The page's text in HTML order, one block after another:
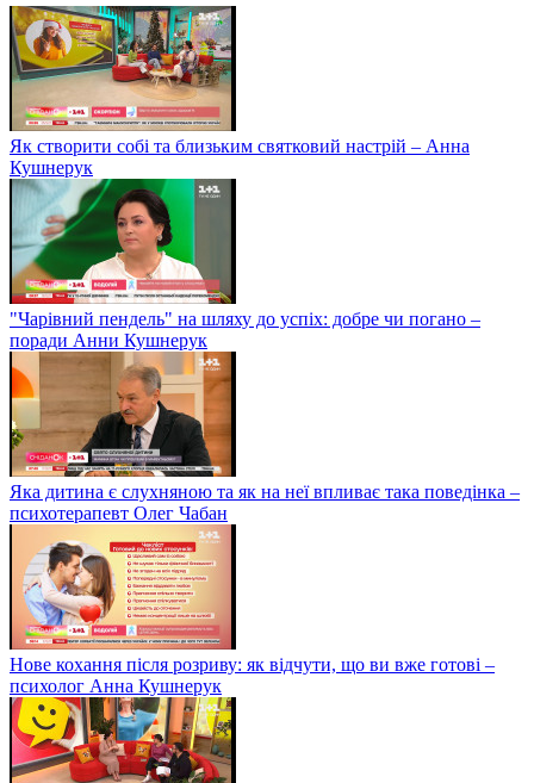
Як створити собі та близьким святковий настрій – Анна
Кушнерук
"Чарівний пендель" на шляху до успіх: добре чи погано –
поради Анни Кушнерук
Яка дитина є слухняною та як на неї впливає така поведінка –
психотерапевт Олег Чабан
Нове кохання після розриву: як відчути, що ви вже готові –
психолог Анна Кушнерук